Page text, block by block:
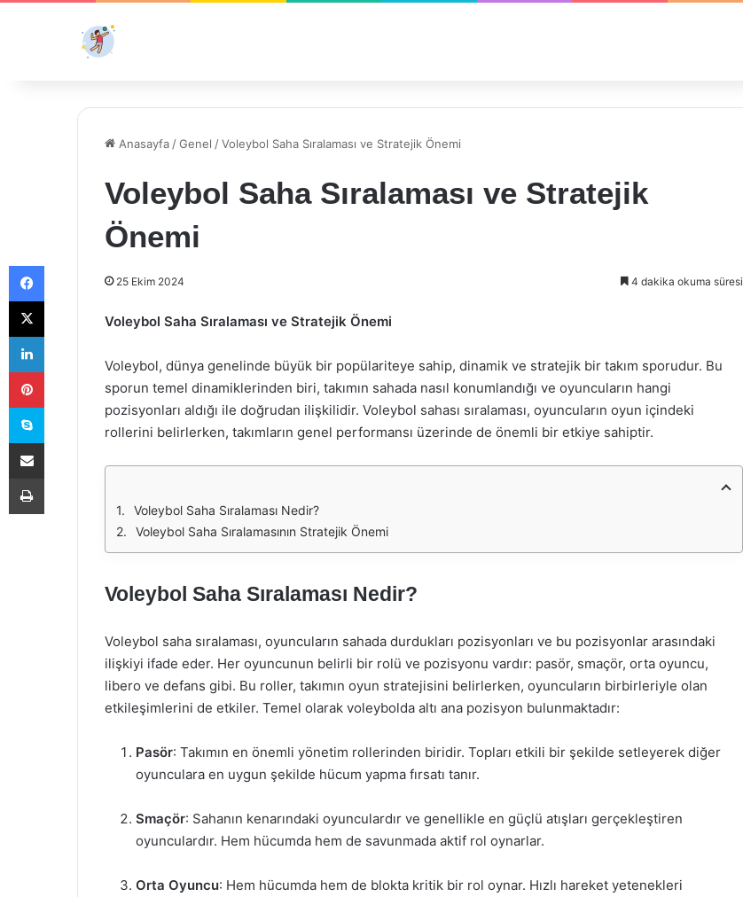
Anasayfa /Genel /Voleybol Saha Sıralaması ve Stratejik Önemi
Voleybol Saha Sıralaması ve Stratejik
Önemi
25 Ekim 2024 4 dakika okuma süresi
Voleybol Saha Sıralaması ve Stratejik Önemi
Voleybol, dünya genelinde büyük bir popülariteye sahip, dinamik ve stratejik bir takım sporudur. Bu
sporun temel dinamiklerinden biri, takımın sahada nasıl konumlandığı ve oyuncuların hangi
pozisyonları aldığı ile doğrudan ilişkilidir. Voleybol sahası sıralaması, oyuncuların oyun içindeki
rollerini belirlerken, takımların genel performansı üzerinde de önemli bir etkiye sahiptir.
Voleybol Saha Sıralaması Nedir?
Voleybol Saha Sıralamasının Stratejik Önemi
Voleybol Saha Sıralaması Nedir?
Voleybol saha sıralaması, oyuncuların sahada durdukları pozisyonları ve bu pozisyonlar arasındaki
ilişkiyi ifade eder. Her oyuncunun belirli bir rolü ve pozisyonu vardır: pasör, smaçör, orta oyuncu,
libero ve defans gibi. Bu roller, takımın oyun stratejisini belirlerken, oyuncuların birbirleriyle olan
etkileşimlerini de etkiler. Temel olarak voleybolda altı ana pozisyon bulunmaktadır:
Pasör: Takımın en önemli yönetim rollerinden biridir. Topları etkili bir şekilde setleyerek diğer
oyunculara en uygun şekilde hücum yapma fırsatı tanır.
Smaçör: Sahanın kenarındaki oyunculardır ve genellikle en güçlü atışları gerçekleştiren
oyunculardır. Hem hücumda hem de savunmada aktif rol oynarlar.
Orta Oyuncu: Hem hücumda hem de blokta kritik bir rol oynar. Hızlı hareket yetenekleri
Facebook
X
LinkedIn
Pinterest
Skype
E-Posta ile paylaş